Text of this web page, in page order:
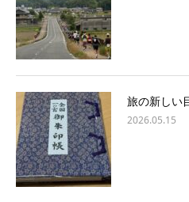
旅の新しい
2026.05.15